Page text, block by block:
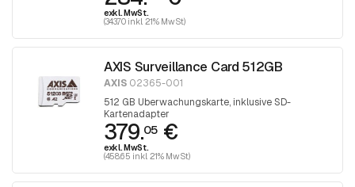
exkl. MwSt.
(343.70 inkl. 21% MwSt)
AXIS Surveillance Card 512GB
AXIS 02365-001
512 GB Überwachungskarte, inklusive SD-
Kartenadapter
379.05 €
exkl. MwSt.
(458.65 inkl. 21% MwSt)